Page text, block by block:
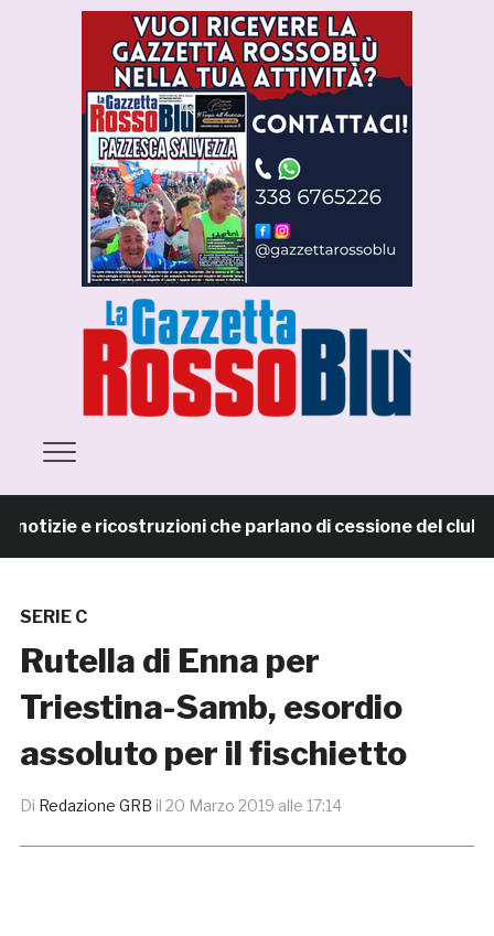
e ricostruzioni che parlano di cessione del club. IL
SERIE C
Rutella di Enna per
Triestina-Samb, esordio
assoluto per il fischietto
Di Redazione GRB il 20 Marzo 2019 alle 17:14